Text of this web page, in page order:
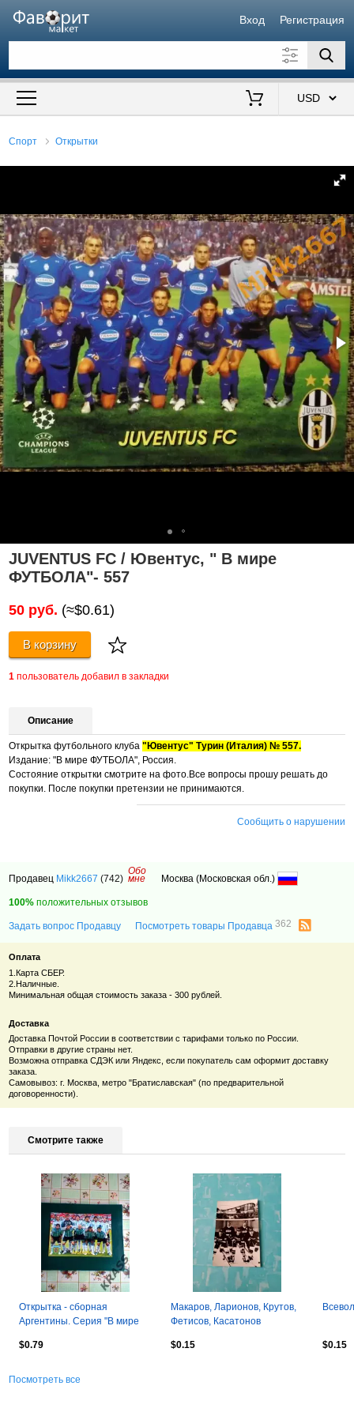
Вход Регистрация
Искать также в описании
Спорт Открытки
JUVENTUS FC / Ювентус, " В мире
ФУТБОЛА"- 557
50 руб. (≈$0.61)
В корзину
1 пользователь добавил в закладки
Описание
Открытка футбольного клуба"Ювентус" Турин (Италия) № 557.
Издание: "В мире ФУТБОЛА", Россия.
Состояние открытки смотрите на фото.Все вопросы прошу решать до
покупки. После покупки претензии не принимаются.
Сообщить о нарушении
Продавец Mikk2667 (742)
Обо
мне Москва (Московская обл.)
100% положительных отзывов
Задать вопрос Продавцу Посмотреть товары Продавца362
Оплата
1.Карта СБЕР.
2.Наличные.
Минимальная общая стоимость заказа - 300 рублей.
Доставка
Доставка Почтой России в соответствии с тарифами только по России.
Отправки в другие страны нет.
Возможна отправка СДЭК или Яндекс, если покупатель сам оформит доставку
заказа.
Самовывоз: г. Москва, метро "Братиславская" (по предварительной
договоренности).
Смотрите также
Открытка - сборная
Аргентины. Серия "В мире
$0.79
Макаров, Ларионов, Крутов,
Фетисов, Касатонов
$0.15 $0.15
Посмотреть все